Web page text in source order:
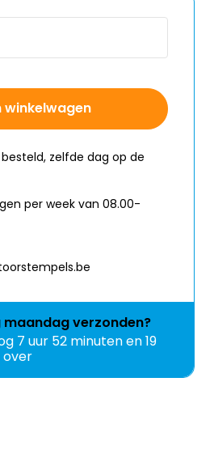
winkelwagen
besteld, zelfde dag op de
per week van 08.00-
maandagverzonden?
7 uur 52 minuten en 19
over